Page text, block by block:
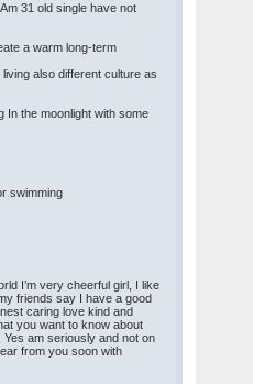
31 old single have not
a warm long-term
also different culture as
In the moonlight with some
swimming
I’m very cheerful girl, I like
friends say I have a good
caring love kind and
you want to know about
am seriously and not on
from you soon with